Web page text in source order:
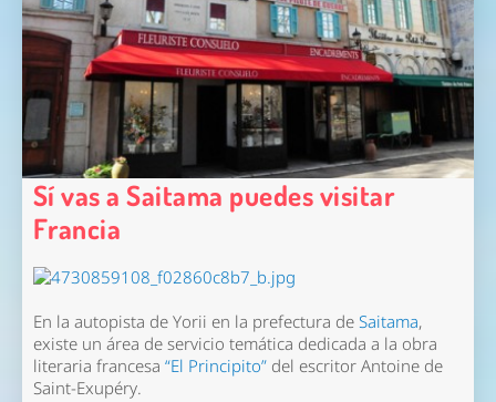
Sí vas a Saitama puedes visitar
Francia
En la autopista de Yorii en la prefectura deSaitama,
existe un área de servicio temática dedicada a la obra
literaria francesa “El Principito”del escritor Antoine de
Saint-Exupéry.